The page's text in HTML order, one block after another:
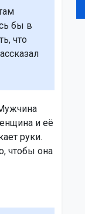
бы в
что
и её
руки.
чтобы она